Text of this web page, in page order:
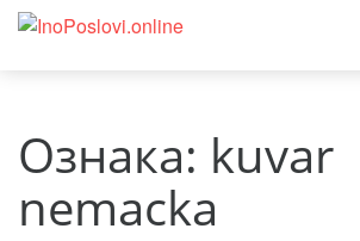
Ознака: kuvar
nemacka